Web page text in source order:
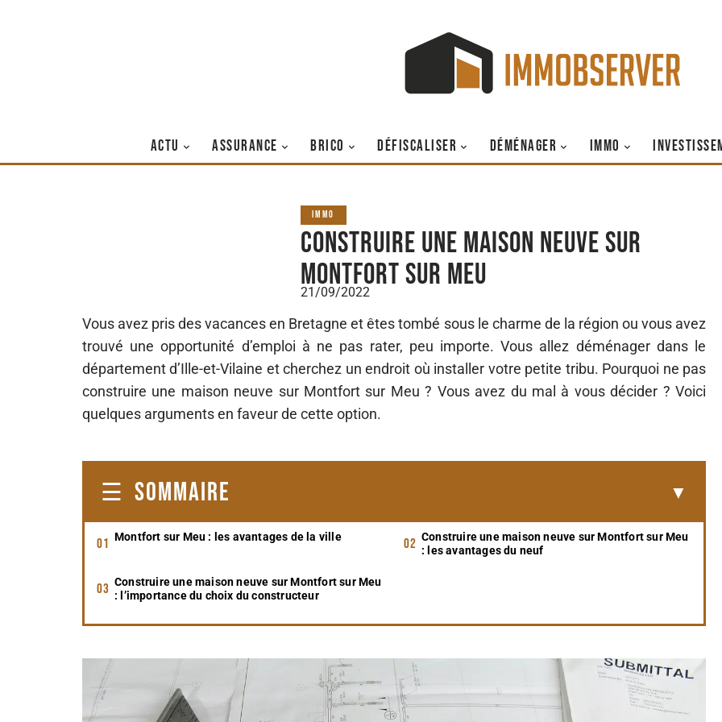
ACTU ASSURANCE BRICO DÉFISCALISER DÉMÉNAGER IMMO
IMMO
Construire une maison neuve sur
Montfort sur Meu
21/09/2022
Vous avez pris des vacances en Bretagne et êtes tombé sous le charme de la région ou vous avez
trouvé une opportunité d’emploi à ne pas rater, peu importe. Vous allez déménager dans le
département d’Ille-et-Vilaine et cherchez un endroit où installer votre petite tribu. Pourquoi ne pas
construire une maison neuve sur Montfort sur Meu ? Vous avez du mal à vous décider ? Voici
quelques arguments en faveur de cette option.
SOMMAIRE
Montfort sur Meu : les avantages de la ville
Construire une maison neuve sur Montfort sur Meu
: les avantages du neuf
Construire une maison neuve sur Montfort sur Meu
: l’importance du choix du constructeur